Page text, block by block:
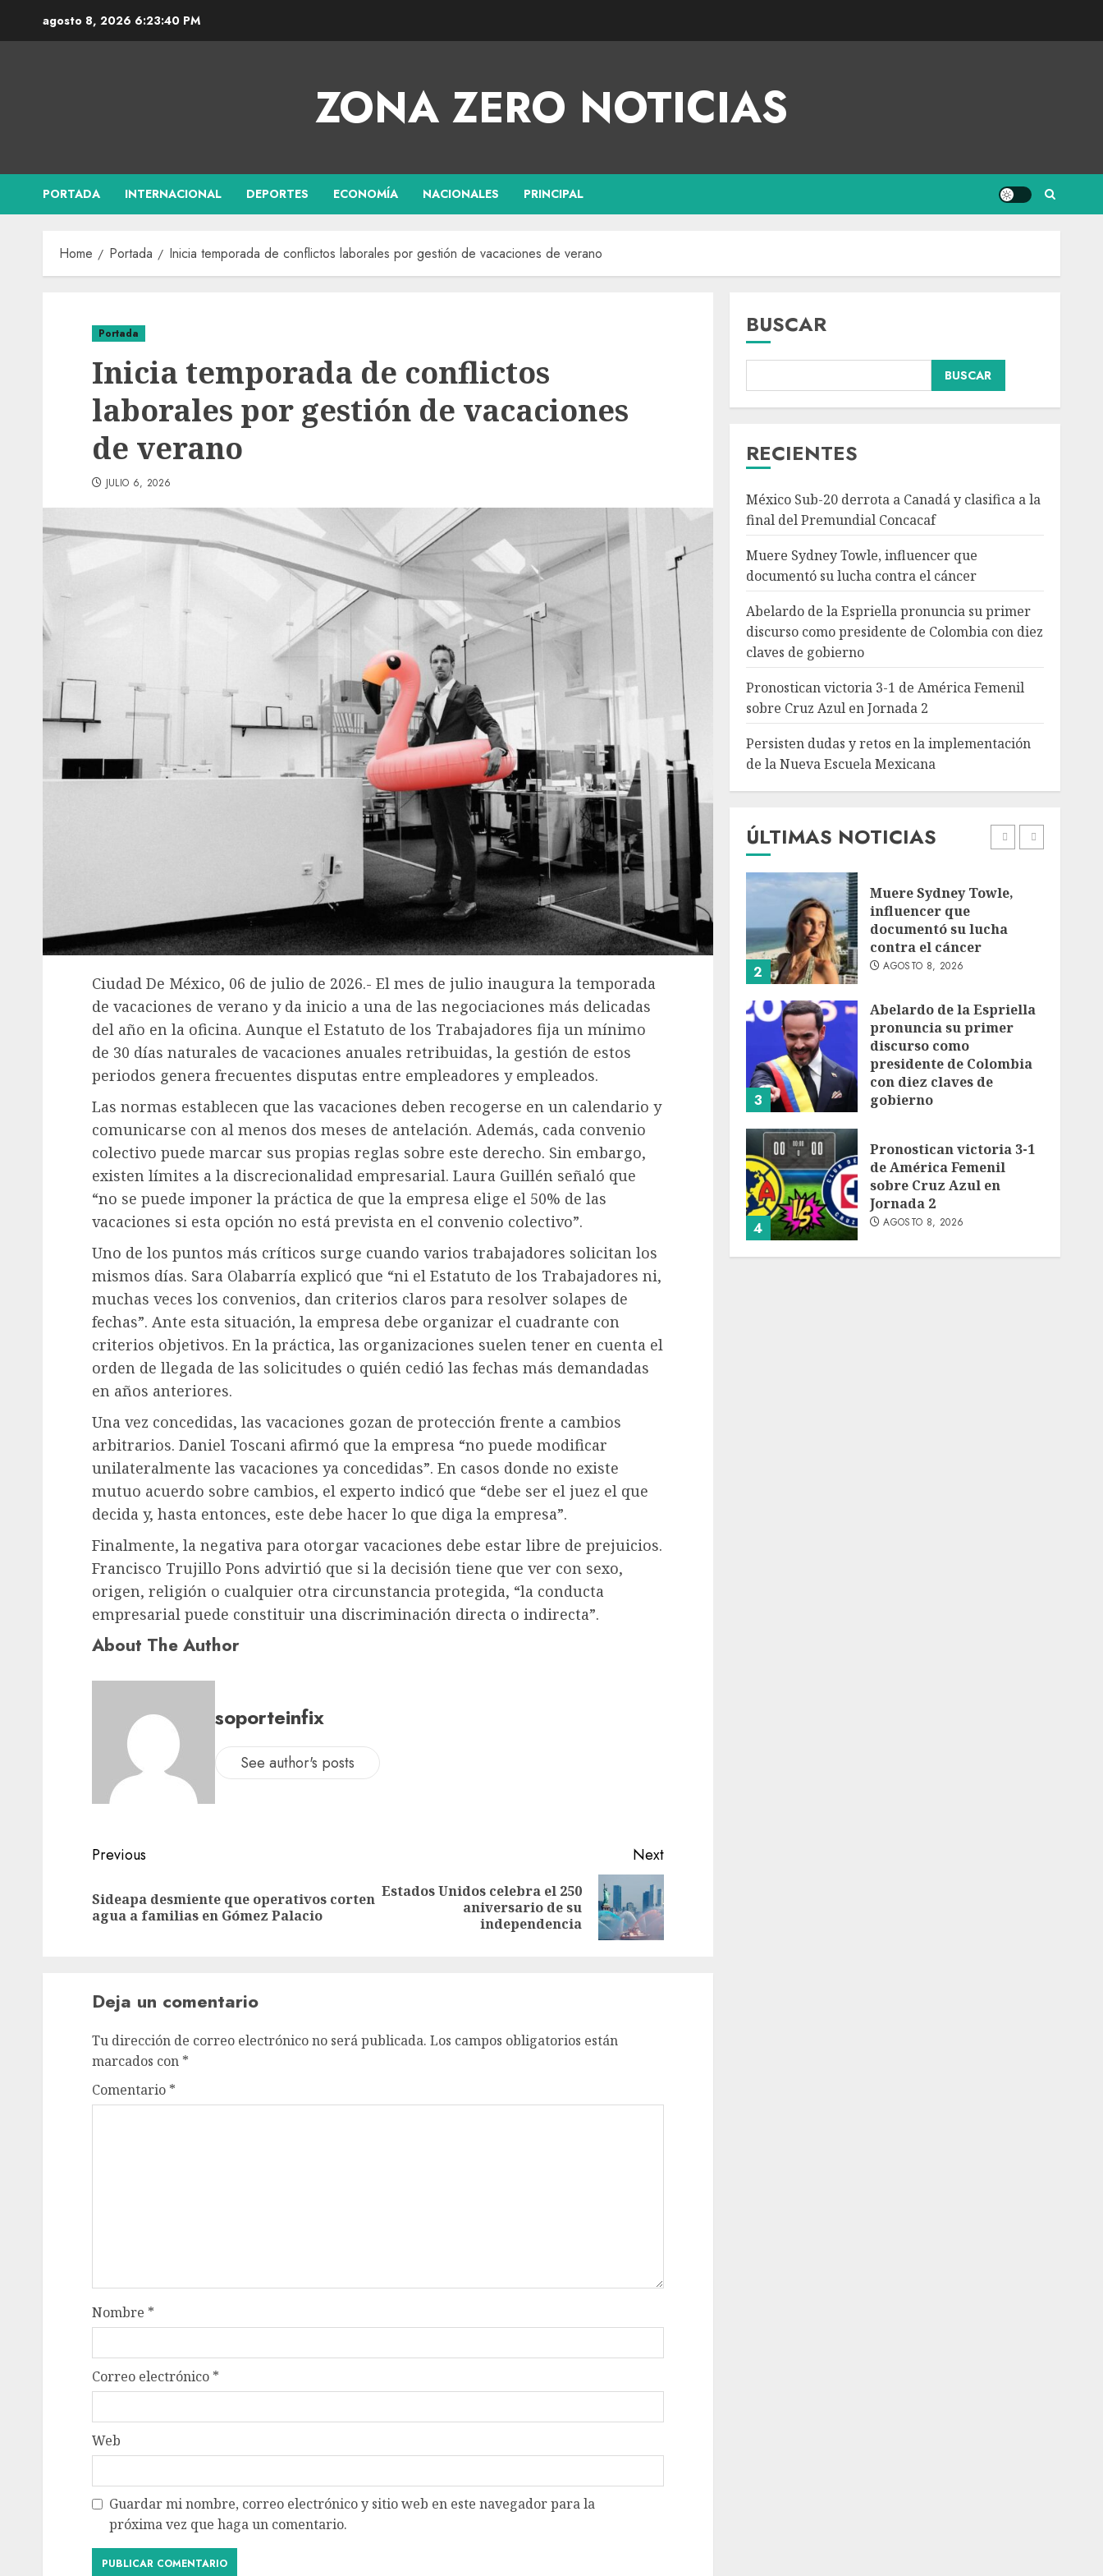
agosto 8, 2026 6:23:41 PM
ZONA ZERO NOTICIAS
PORTADA INTERNACIONAL DEPORTES ECONOMÍA NACIONALES PRINCIPAL
Home Portada Inicia temporada de conflictos laborales por gestión de vacaciones de verano
Portada
Inicia temporada de conflictos
laborales por gestión de vacaciones
de verano
JULIO 6, 2026
Ciudad De México, 06 de julio de 2026.- El mes de julio inaugura la temporada
de vacaciones de verano y da inicio a una de las negociaciones más delicadas
del año en la oficina. Aunque el Estatuto de los Trabajadores fija un mínimo
de 30 días naturales de vacaciones anuales retribuidas, la gestión de estos
periodos genera frecuentes disputas entre empleadores y empleados.
Las normas establecen que las vacaciones deben recogerse en un calendario y
comunicarse con al menos dos meses de antelación. Además, cada convenio
colectivo puede marcar sus propias reglas sobre este derecho. Sin embargo,
existen límites a la discrecionalidad empresarial. Laura Guillén señaló que
“no se puede imponer la práctica de que la empresa elige el 50% de las
vacaciones si esta opción no está prevista en el convenio colectivo”.
Uno de los puntos más críticos surge cuando varios trabajadores solicitan los
mismos días. Sara Olabarría explicó que “ni el Estatuto de los Trabajadores ni,
muchas veces los convenios, dan criterios claros para resolver solapes de
fechas”. Ante esta situación, la empresa debe organizar el cuadrante con
criterios objetivos. En la práctica, las organizaciones suelen tener en cuenta el
orden de llegada de las solicitudes o quién cedió las fechas más demandadas
en años anteriores.
Una vez concedidas, las vacaciones gozan de protección frente a cambios
arbitrarios. Daniel Toscani afirmó que la empresa “no puede modificar
unilateralmente las vacaciones ya concedidas”. En casos donde no existe
mutuo acuerdo sobre cambios, el experto indicó que “debe ser el juez el que
decida y, hasta entonces, este debe hacer lo que diga la empresa”.
Finalmente, la negativa para otorgar vacaciones debe estar libre de prejuicios.
Francisco Trujillo Pons advirtió que si la decisión tiene que ver con sexo,
origen, religión o cualquier otra circunstancia protegida, “la conducta
empresarial puede constituir una discriminación directa o indirecta”.
About The Author
soporteinfix
See author's posts
Previous
Sideapa desmiente que operativos corten
agua a familias en Gómez Palacio
Next
Estados Unidos celebra el 250
aniversario de su
independencia
Deja un comentario
Tu dirección de correo electrónico no será publicada. Los campos obligatorios están
marcados con *
Comentario *
Nombre *
Correo electrónico *
Web
Guardar mi nombre, correo electrónico y sitio web en este navegador para la
próxima vez que haga un comentario.
BUSCAR
BUSCAR
RECIENTES
México Sub-20 derrota a Canadá y clasifica a la
final del Premundial Concacaf
Muere Sydney Towle, influencer que
documentó su lucha contra el cáncer
Abelardo de la Espriella pronuncia su primer
discurso como presidente de Colombia con diez
claves de gobierno
Pronostican victoria 3-1 de América Femenil
sobre Cruz Azul en Jornada 2
Persisten dudas y retos en la implementación
de la Nueva Escuela Mexicana
ÚLTIMAS NOTICIAS
3
Abelardo de la Espriella
pronuncia su primer
discurso como
4
Pronostican victoria 3-1
de América Femenil
Jornada 2
AGOSTO 8, 2026
5
Persisten dudas y retos
la Nueva Escuela
Mexicana
AGOSTO 8, 2026
1
México Sub-20 derrota a
AGOSTO 8, 2026
2
Muere Sydney Towle,
influencer que
documentó su lucha
contra el cáncer
AGOSTO 8, 2026
3
Abelardo de la Espriella
pronuncia su primer
discurso como
presidente de Colombia
con diez claves de
gobierno
4
Pronostican victoria 3-1
de América Femenil
sobre Cruz Azul en
Jornada 2
AGOSTO 8, 2026